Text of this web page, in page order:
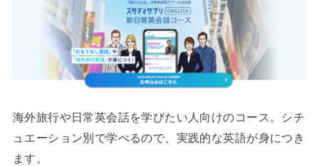
海外旅行や日常英会話を学びたい人向けのコース。シチ
ュエーション別で学べるので、実践的な英語が身につき
ます。